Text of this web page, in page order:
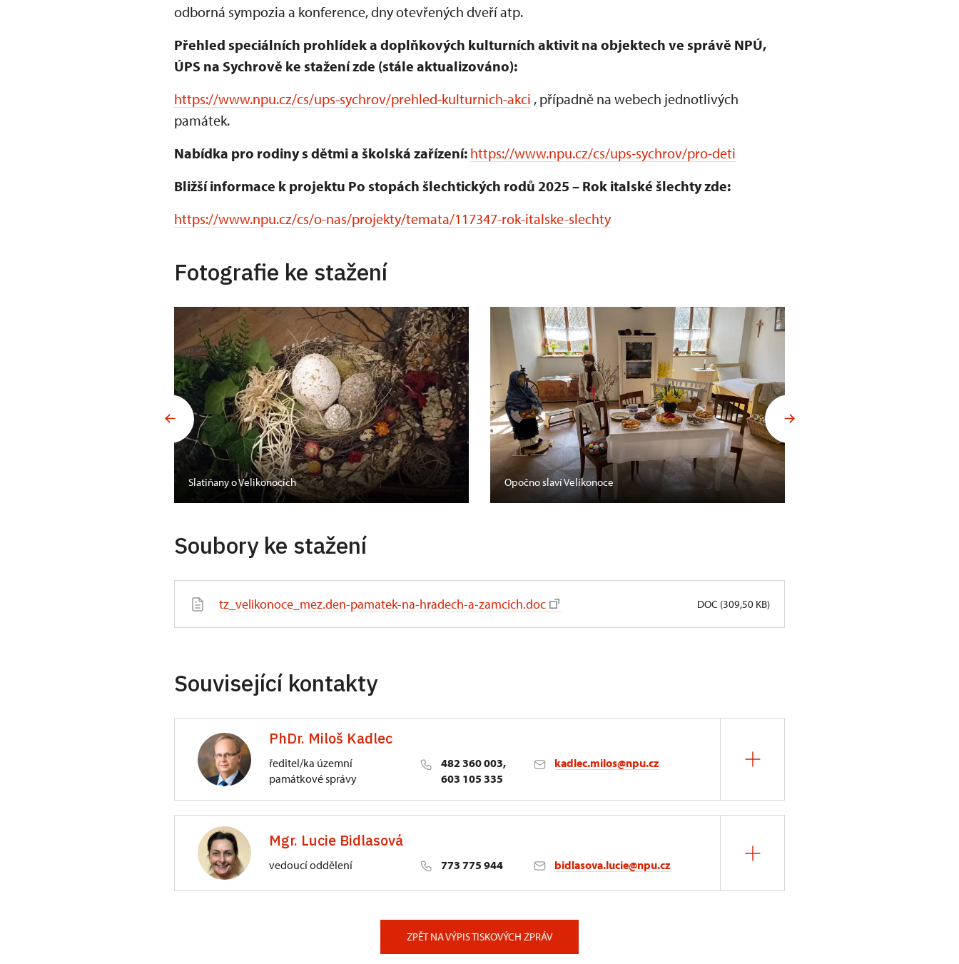
odborná sympozia a konference, dny otevřených dveří atp.
Přehled speciálních prohlídek a doplňkových kulturních aktivit na objektech ve správě NPÚ,
ÚPS na Sychrově ke stažení zde (stále aktualizováno):
https://www.npu.cz/cs/ups-sychrov/prehled-kulturnich-akci , případně na webech jednotlivých
památek.
Nabídka pro rodiny s dětmi a školská zařízení: https://www.npu.cz/cs/ups-sychrov/pro-deti
Bližší informace k projektu Po stopách šlechtických rodů 2025 – Rok italské šlechty zde:
https://www.npu.cz/cs/o-nas/projekty/temata/117347-rok-italske-slechty
Fotografie ke stažení
Slatiňany o Velikonocích Opočno slaví Velikonoce
Soubory ke stažení
tz_velikonoce_mez.den-pamatek-na-hradech-a-zamcich.doc DOC (309,50 KB)
Související kontakty
PhDr. Miloš Kadlec
ředitel/ka územní
památkové správy
482 360 003,
603 105 335
kadlec.milos@npu.cz
3/, Sychrov 3Mgr. Lucie Bidlasová
vedoucí oddělení 773 775 944 bidlasova.lucie@npu.cz
ZPĚT NA VÝPIS TISKOVÝCH ZPRÁV